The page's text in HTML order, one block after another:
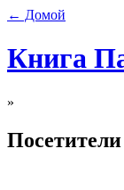
← Домой
Книга
»
Посетители